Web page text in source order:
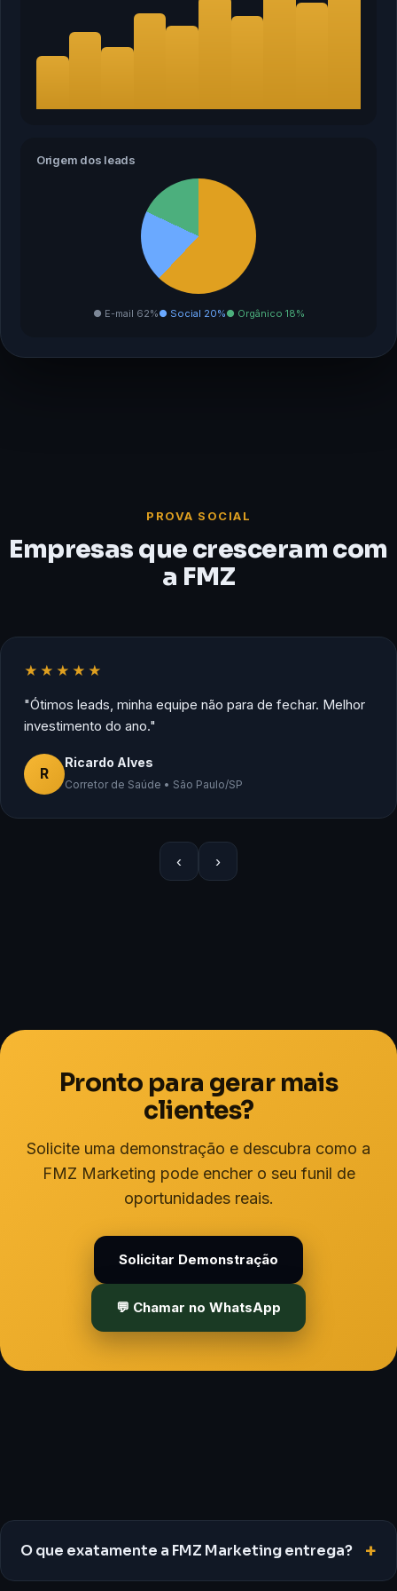
Origem dos leads
● E-mail 62%● Social 20%● Orgânico 18%
PROVA SOCIAL
Empresas que cresceram com
a FMZ
★★★★★
"Ótimos leads, minha equipe não para de fechar. Melhor
investimento do ano."
R
Ricardo Alves
Corretor de Saúde • São Paulo/SP
‹ ›
Pronto para gerar mais
clientes?
Solicite uma demonstração e descubra como a
FMZ Marketing pode encher o seu funil de
oportunidades reais.
Solicitar Demonstração
💬 Chamar no WhatsApp
O que exatamente a FMZ Marketing entrega? +